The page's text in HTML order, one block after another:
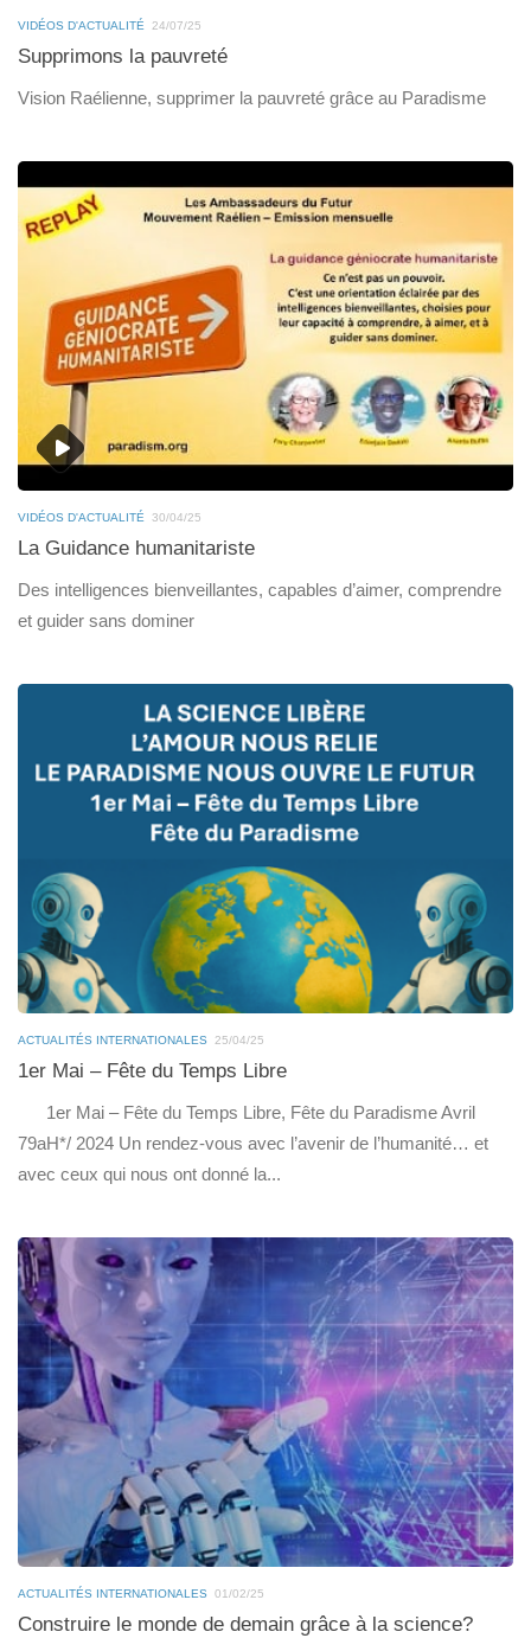
VIDÉOS D'ACTUALITÉ 24/07/25
Supprimons la pauvreté
Vision Raélienne, supprimer la pauvreté grâce au Paradisme
VIDÉOS D'ACTUALITÉ 30/04/25
La Guidance humanitariste
Des intelligences bienveillantes, capables d’aimer, comprendre
et guider sans dominer
ACTUALITÉS INTERNATIONALES 25/04/25
1er Mai – Fête du Temps Libre
1er Mai – Fête du Temps Libre, Fête du Paradisme Avril
79aH*/ 2024 Un rendez-vous avec l’avenir de l’humanité… et
avec ceux qui nous ont donné la...
ACTUALITÉS INTERNATIONALES 01/02/25
Construire le monde de demain grâce à la science?